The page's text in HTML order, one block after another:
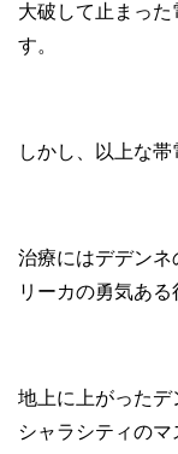
大破して止まった
す。
しかし、以上な帯
治療にはデデン
リーカの勇気ある
地上に上がったデ
シャラシティの